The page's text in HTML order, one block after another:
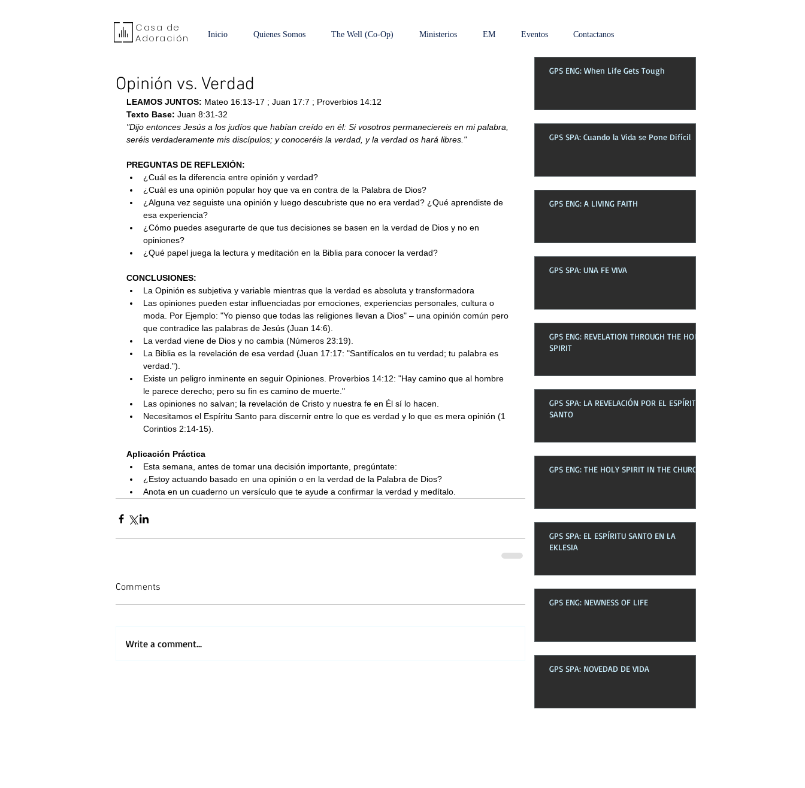
Casa de
Adoración
Inicio Quienes Somos The Well (Co-Op) Ministerios EM Eventos Contactanos
Opinión vs. Verdad
LEAMOS JUNTOS: Mateo 16:13-17 ; Juan 17:7 ; Proverbios 14:12
Texto Base: Juan 8:31-32
"Dijo entonces Jesús a los judíos que habían creído en él: Si vosotros permaneciereis en mi palabra,
seréis verdaderamente mis discípulos; y conoceréis la verdad, y la verdad os hará libres."
PREGUNTAS DE REFLEXIÓN:
¿Cuál es la diferencia entre opinión y verdad?
¿Cuál es una opinión popular hoy que va en contra de la Palabra de Dios?
¿Alguna vez seguiste una opinión y luego descubriste que no era verdad? ¿Qué aprendiste de
esa experiencia?
¿Cómo puedes asegurarte de que tus decisiones se basen en la verdad de Dios y no en
opiniones?
¿Qué papel juega la lectura y meditación en la Biblia para conocer la verdad?
CONCLUSIONES:
La Opinión es subjetiva y variable mientras que la verdad es absoluta y transformadora
Las opiniones pueden estar influenciadas por emociones, experiencias personales, cultura o
moda. Por Ejemplo: "Yo pienso que todas las religiones llevan a Dios" – una opinión común pero
que contradice las palabras de Jesús (Juan 14:6).
La verdad viene de Dios y no cambia (Números 23:19).
La Biblia es la revelación de esa verdad (Juan 17:17: "Santifícalos en tu verdad; tu palabra es
verdad.").
Existe un peligro inminente en seguir Opiniones. Proverbios 14:12: "Hay camino que al hombre
le parece derecho; pero su fin es camino de muerte."
Las opiniones no salvan; la revelación de Cristo y nuestra fe en Él sí lo hacen.
Necesitamos el Espíritu Santo para discernir entre lo que es verdad y lo que es mera opinión (1
Corintios 2:14-15).
Aplicación Práctica
Esta semana, antes de tomar una decisión importante, pregúntate:
¿Estoy actuando basado en una opinión o en la verdad de la Palabra de Dios?
Anota en un cuaderno un versículo que te ayude a confirmar la verdad y medítalo.
Comments
Write a comment...
Boletines pasados
GPS ENG: When Life Gets Tough
GPS SPA: Cuando la Vida se Pone Difícil
GPS ENG: A LIVING FAITH
GPS SPA: UNA FE VIVA
GPS ENG: REVELATION THROUGH THE HOLY
SPIRIT
GPS SPA: LA REVELACIÓN POR EL ESPÍRITU
SANTO
GPS ENG: THE HOLY SPIRIT IN THE CHURCH
GPS SPA: EL ESPÍRITU SANTO EN LA
EKLESIA
GPS ENG: NEWNESS OF LIFE
GPS SPA: NOVEDAD DE VIDA